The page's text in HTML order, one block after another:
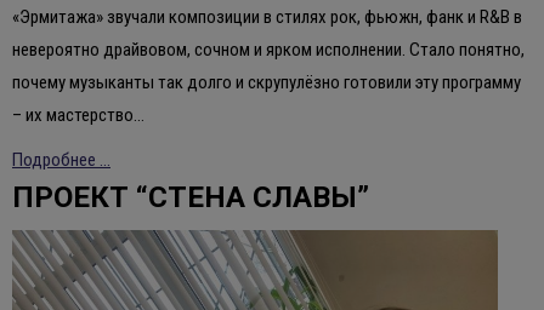
«Эрмитажа» звучали композиции в стилях рок, фьюжн, фанк и R&B в
невероятно драйвовом, сочном и ярком исполнении. Стало понятно,
почему музыканты так долго и скрупулёзно готовили эту программу
– их мастерство…
Подробнее ...
ПРОЕКТ “СТЕНА СЛАВЫ”